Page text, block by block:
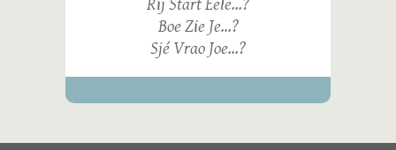
Boe Zie Je...?
Sjé Vrao Joe...?